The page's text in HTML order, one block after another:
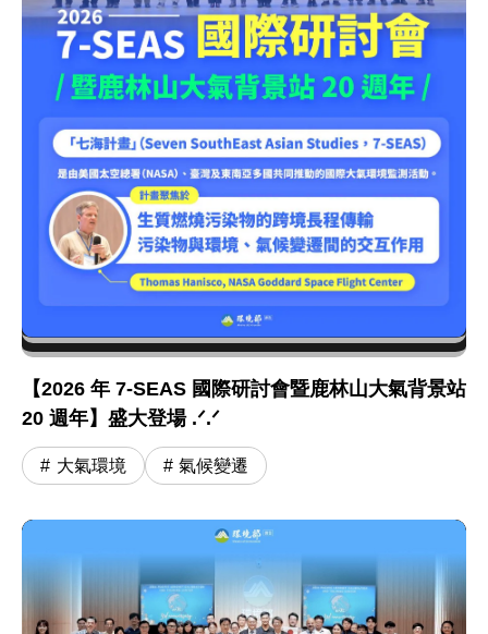
【2026 年 7-SEAS 國際研討會暨鹿林山大氣背景站
20 週年】盛大登場 .ᐟ.ᐟ
大氣環境 氣候變遷